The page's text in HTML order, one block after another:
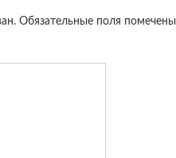
Обязательные поля помечены